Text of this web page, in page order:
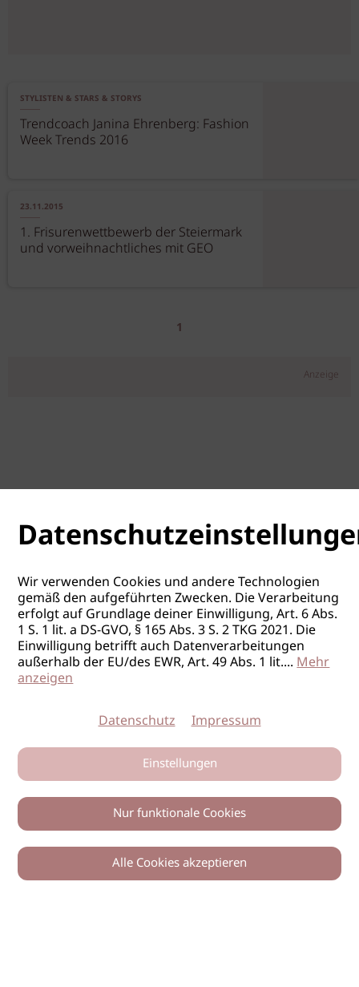
STYLISTEN & STARS & STORYS
Trendcoach Janina Ehrenberg: Fashion
Week Trends 2016
23.11.2015
1. Frisurenwettbewerb der Steiermark
und vorweihnachtliches mit GEO
1
Anzeige
Wir verwenden Cookies und andere Technologien
gemäß den aufgeführten Zwecken. Die Verarbeitung
erfolgt auf Grundlage deiner Einwilligung, Art. 6 Abs.
1 S. 1 lit. a DS-GVO, § 165 Abs. 3 S. 2 TKG 2021. Die
Einwilligung betrifft auch Datenverarbeitungen
außerhalb der EU/des EWR, Art. 49 Abs. 1 lit....Mehr
anzeigen
Datenschutz Impressum
Einstellungen
Nur funktionale Cookies
Alle Cookies akzeptieren